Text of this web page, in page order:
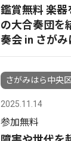
鑑賞無料 楽器
の大合奏団を
奏会 in さがみ
さがみはら中央
2025.11.14
参加無料